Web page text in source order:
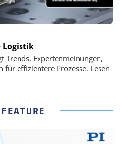
Logistik
Trends, Expertenmeinungen,
für effizientere Prozesse. Lesen